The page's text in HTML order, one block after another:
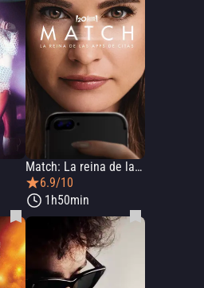
Match: La reina de las apps de citas
6.9/10
1h50min